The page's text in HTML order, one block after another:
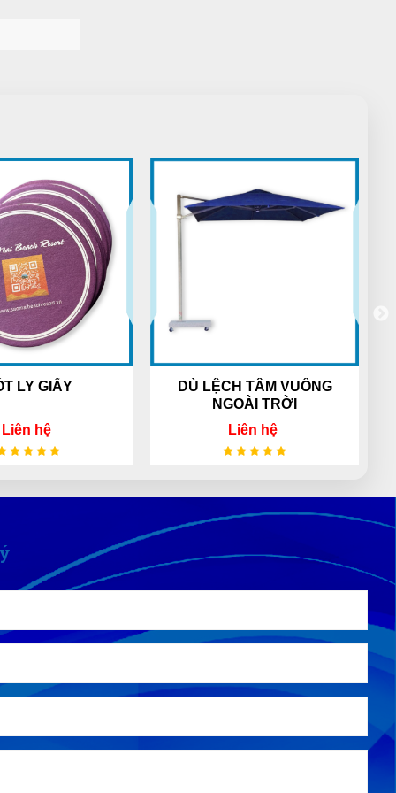
ÁT
Ánh Tuyết
(Đánh giá 1 năm trước)
Không gian hài hòa, mới lạ. Thích vì
(Đánh giá 1 năm trước)
Trang dễ lựa sản phẩm cực, phân loại
rõ ràng, không rành mấy này mà mua
TV
(Đánh giá 1 năm trước)
Bảo 2 -3 hôm mới nhận được mà trong
chiều có luôn. Quá vip pro
Tuấn Anh
LY GIẤY
Liên hệ
DÙ LỆCH TÂM VUÔNG
NGOÀI TRỜI
Liên hệ